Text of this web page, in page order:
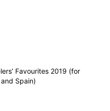
Favourites 2019 (for
Spain)